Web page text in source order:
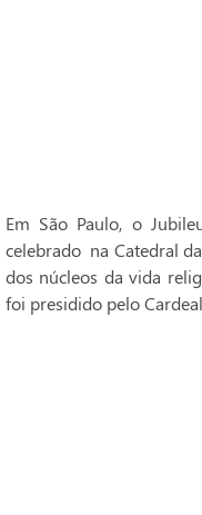
Em São Paulo, o
celebrado na Catedral
dos núcleos da vida
foi presidido pelo